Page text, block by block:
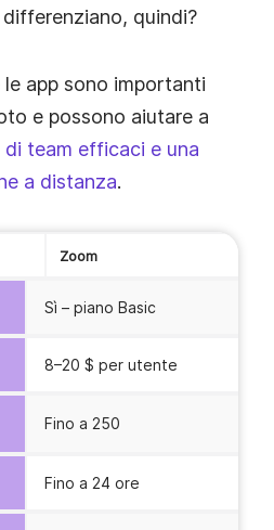
quindi?
app sono importanti
e possono aiutare a
di team efficaci e una
a distanza.
Zoom
Sì – piano Basic
8–20 $ per utente
Fino a 250
Fino a 24 ore